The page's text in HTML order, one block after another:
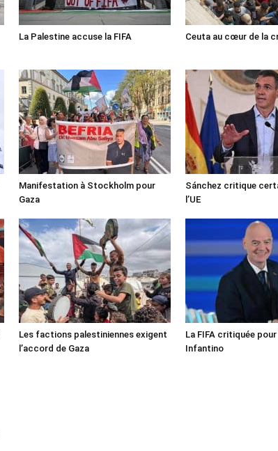
La Palestine accuse la FIFA Ceuta au cœur de la
Manifestation à Stockholm pour
Gaza
Sánchez critique
l’UE
Les factions palestiniennes exigent
l’accord de Gaza
La FIFA critiquée pour
Infantino